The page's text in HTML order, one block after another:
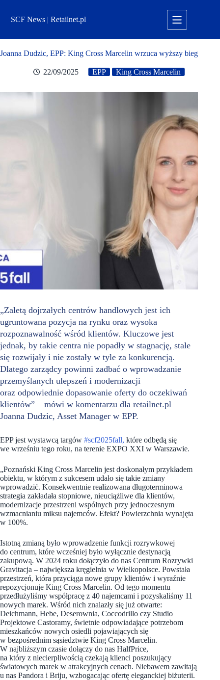
treściSCF News | Retailnet.pl
Joanna Dudzic, EPP: King Cross Marcelin wrzuca wyższy bieg
22/09/2025 EPP King Cross Marcelin
„Zaletą dojrzałych centrów handlowych jest ich
ugruntowana pozycja na rynku oraz wysoka
rozpoznawalność wśród klientów. Kluczowe jest
jednak, by takie centra nie popadły w stagnację, stale
się rozwijały i nie zostały w tyle za konkurencją.
Dlatego zarządcy powinni zadbać o wprowadzanie
przemyślanych ulepszeń i modernizacji
oraz odpowiednie dopasowanie oferty do oczekiwań
klientów” – mówi w komentarzu dla retailnet.pl
Joanna Dudzic, Asset Manager w EPP.
EPP jest wystawcą targów #scf2025fall, które odbędą się
we wrześniu tego roku, na terenie EXPO XXI w Warszawie.
„Poznański King Cross Marcelin jest doskonałym przykładem
obiektu, w którym z sukcesem udało się takie zmiany
wprowadzić. Konsekwentnie realizowana długoterminowa
strategia zakładała stopniowe, nieuciążliwe dla klientów,
modernizacje przestrzeni wspólnych przy jednoczesnym
wzmacnianiu miksu najemców. Efekt? Powierzchnia wynajęta
w 100%.
Istotną zmianą było wprowadzenie funkcji rozrywkowej
do centrum, które wcześniej było wyłącznie destynacją
zakupową. W 2024 roku dołączyło do nas Centrum Rozrywki
Gravitacja – największa kręgielnia w Wielkopolsce. Powstała
przestrzeń, która przyciąga nowe grupy klientów i wyraźnie
repozycjonuje King Cross Marcelin. Od tego momentu
przedłużyliśmy współpracę z 40 najemcami i pozyskaliśmy 11
nowych marek. Wśród nich znalazły się już otwarte:
Deichmann, Hebe, Deserownia, Coccodrillo czy Studio
Projektowe Castoramy, świetnie odpowiadające potrzebom
mieszkańców nowych osiedli pojawiających się
w bezpośrednim sąsiedztwie King Cross Marcelin.
W najbliższym czasie dołączy do nas HalfPrice,
na który z niecierpliwością czekają klienci poszukujący
światowych marek w atrakcyjnych cenach. Niebawem zawitają
u nas Pandora i Briju, wzbogacając ofertę eleganckiej biżuterii.